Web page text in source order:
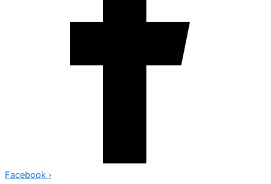
Facebook ›